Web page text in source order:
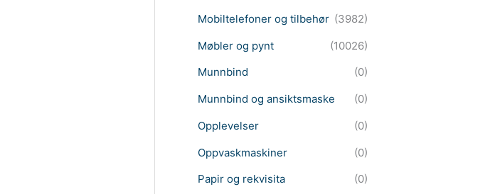
Mobiltelefoner og tilbehør (3982)
Møbler og pynt
(10026)
Munnbind
(0)
Munnbind og ansiktsmaske
(0)
Opplevelser
(0)
Oppvaskmaskiner
(0)
Papir og rekvisita
(0)